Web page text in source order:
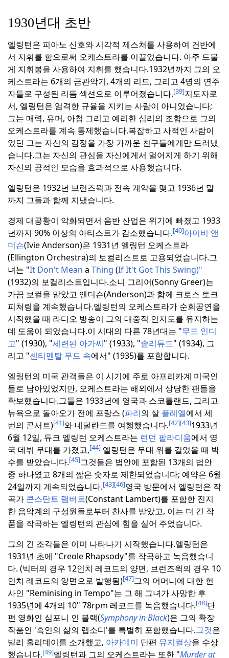
1930년대 초반
엘링턴은 피아노 신호와 시각적 제스처를 사용하여 건반에
서 지휘를 함으로써 오케스트라를 이끌었습니다. 아주 드물
게 지휘봉을 사용하여 지휘를 했습니다.1932년까지 그의 오
케스트라는 6개의 금관악기, 4개의 리드, 그리고 4명의 연주
자들로 구성된 리듬 섹션으로 이루어졌습니다.[39]지도자로
서, 엘링턴은 엄격한 규율을 지키는 사람이 아니었습니다;
그는 매력, 유머, 아첨 그리고 예리한 심리의 조합으로 그의
오케스트라를 계속 통제했습니다.복잡하고 사적인 사람이
었던 그는 자신의 감정을 가장 가까운 친구들에게만 드러냈
습니다.그는 자신의 관심을 자신에게서 멀어지게 하기 위해
자신의 공적인 모습을 효과적으로 사용했습니다.
엘링턴은 1932년 브런즈윅과 전속 계약을 맺고 1936년 말
까지 그들과 함께 지냈습니다.
경제 대공황이 악화되면서 음반 산업은 위기에 빠졌고 1933
년까지 90% 이상의 아티스트가 감소했습니다.[40]아이비 앤
더슨(Ivie Anderson)은 1931년 엘링턴 오케스트라
(Ellington Orchestra)의 보컬리스트로 고용되었습니다.그
녀는 "It Don't Mean a Thing (If It't Got This Swing)"
(1932)의 보컬리스트입니다.소니 그리어(Sonny Greer)는
가끔 보컬을 맡았고 앤더슨(Anderson)과 함께 크로스 토크
피쳐링을 계속했습니다.엘링턴의 오케스트라가 순회공연을
시작했을 때 라디오 방송이 그의 대중적 인지도를 유지하는
데 도움이 되었습니다.이 시대의 다른 78년대는 "무드 인디
고" (1930), "세련된 아가씨" (1933), "솔리튜드" (1934), 그
리고 "센티멘탈 무드 속에서" (1935)를 포함합니다.
엘링턴의 미국 관객들은 이 시기에 주로 아프리카계 미국인
들로 남아있었지만, 오케스트라는 해외에서 상당한 팬들을
확보했습니다.그들은 1933년에 영국과 스코틀랜드, 그리고
뉴욕으로 돌아오기 전에 프랑스 (파리의 살 플레엘에서 세
번의 콘서트)[41]와 네덜란드를 여행했습니다.[42][43]1933년
6월 12일, 듀크 엘링턴 오케스트라는 런던 팔라디움에서 영
국 데뷔 무대를 가졌고,[44] 엘링턴은 무대 위를 걸었을 때 박
수를 받았습니다.[45]그것들은 법안에 포함된 13개의 법안
중 하나였고 8개의 짧은 숫자로 제한되었습니다; 예약은 6월
24일까지 계속되었습니다.[43][46]영국 방문에서 엘링턴은 작
곡가 콘스탄트 램버트(Constant Lambert)를 포함한 진지
한 음악계의 구성원들로부터 찬사를 받았고, 이는 더 긴 작
품을 작곡하는 엘링턴의 관심에 힘을 실어 주었습니다.
그의 긴 조각들은 이미 나타나기 시작했습니다.엘링턴은
1931년 초에 "Creole Rhapsody"를 작곡하고 녹음했습니
다. (빅터의 경우 12인치 레코드의 양면, 브런즈윅의 경우 10
인치 레코드의 양면으로 발행됨)[47]그의 어머니에 대한 헌
사인 "Reminising in Tempo"는 그 해 그녀가 사망한 후
1935년에 4개의 10" 78rpm 레코드를 녹음했습니다.[48]단
편 영화인 심포니 인 블랙(Symphony in Black)은 그의 확장
작품인 '흑인의 삶의 랩소디'를 특별히 포함했습니다.그것은
빌리 홀리데이를 소개했고, 아카데미 단편 뮤지컬상을 수상
했습니다.[49]엘링턴과 그의 오케스트라는 또한 "Murder at